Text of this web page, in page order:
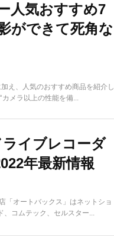
人気おすすめ7
ができて死角な
え、人気のおすすめ商品を紹介し
メラ以上の性能を備...
イブレコーダ
年最新情報
「オートバックス」はネットショ
コムテック、セルスター...